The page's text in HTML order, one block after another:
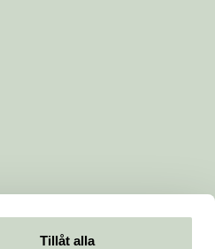
Tillåt alla